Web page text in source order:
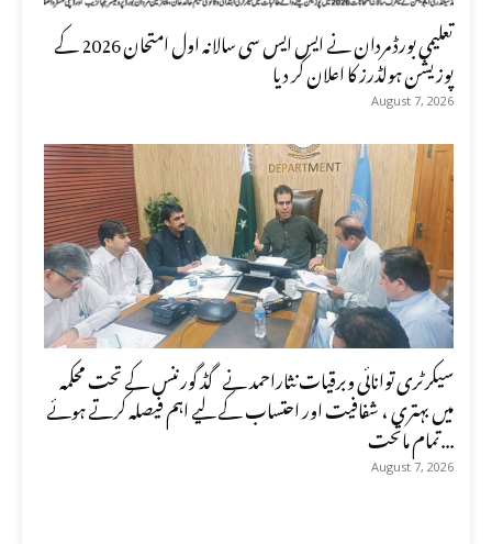
تعلیمی بورڈ مردان نے ایس ایس سی سالانہ اول امتحان 2026 کے
پوزیشن ہولڈرز کا اعلان کر دیا
August 7, 2026
سیکرٹری توانائی وبرقیات نثاراحمد نے گڈ گورننس کے تحت محکمہ
میں بہتری ، شفافیت اور احتساب کے لیے اہم فیصلہ کرتے ہوئے
تمام ماتحت...
August 7, 2026